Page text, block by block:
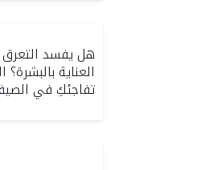
هل يفسد
العناية
تفاجئكِ في